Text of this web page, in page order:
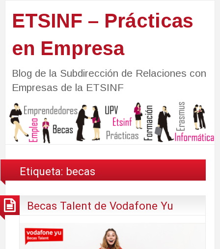
ETSINF – Prácticas
en Empresa
Blog de la Subdirección de Relaciones con
Empresas de la ETSINF
Etiqueta: becas
Becas Talent de Vodafone Yu